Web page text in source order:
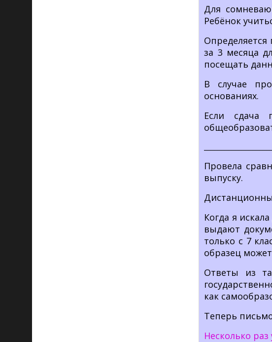
Для
Ребёнок
за 3 месяца
посещать
В случае
основаниях.
Если
Провела
выпуску.
Когда я
выдают
только с 7
образец
Ответы из
как
Теперь
Несколько